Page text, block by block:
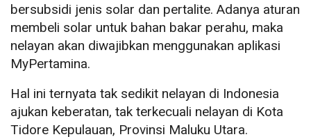
bersubsidi jenis solar dan pertalite. Adanya aturan
membeli solar untuk bahan bakar perahu, maka
nelayan akan diwajibkan menggunakan aplikasi
MyPertamina.
Hal ini ternyata tak sedikit nelayan di Indonesia
ajukan keberatan, tak terkecuali nelayan di Kota
Tidore Kepulauan, Provinsi Maluku Utara.